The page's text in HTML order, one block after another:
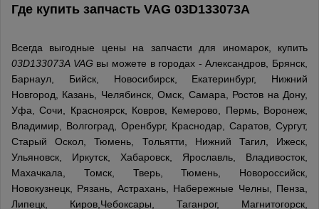
Где купить запчасть VAG 03D133073A
Всегда выгодные цены на запчасти для иномарок, купить
03D133073A VAG вы можете в городах - Александров, Брянск,
Барнаул, Бийск, Новосибирск, Екатеринбург, Нижний
Новгород, Казань, Челябинск, Омск, Самара, Ростов на Дону,
Уфа, Сочи, Красноярск, Ковров, Кемерово, Пермь, Воронеж,
Владимир, Волгоград, Оренбург, Краснодар, Саратов, Сургут,
Старый Оскол, Тюмень, Тольятти, Нижний Тагил, Ижеск,
Ульяновск, Иркутск, Хабаровск, Ярославль, Владивосток,
Махачкала, Томск, Тверь, Тюмень, Новороссийск,
Новокузнецк, Рязань, Астрахань, Набережные Челны, Пенза,
Липецк, Киров,Чебоксары, Таганрог, Магнитогорск,